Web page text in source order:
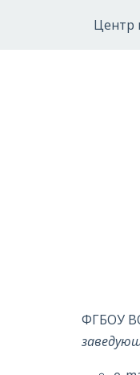
Центр
ФГБОУ